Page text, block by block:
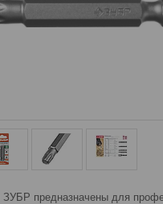
ЗУБР предназначены для